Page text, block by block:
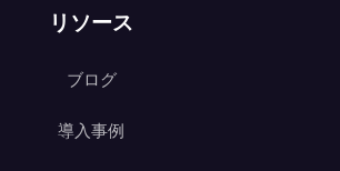
リソース
ブログ
導入事例